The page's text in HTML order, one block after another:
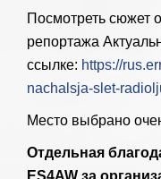
Посмотреть сюжет
репортажа
ссылке: https://
nachalsja-slet-
Место выбрано
Отдельная
ES4AW за